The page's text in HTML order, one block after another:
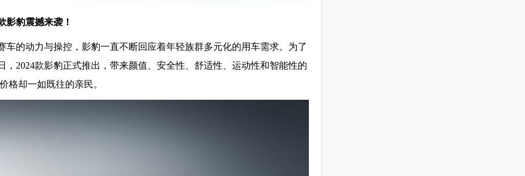
影豹震撼来袭！
的动力与操控，影豹一直不断回应着年轻族群多元化的用车需求。为了
2024款影豹正式推出，带来颜值、安全性、舒适性、运动性和智能性的
格却一如既往的亲民。